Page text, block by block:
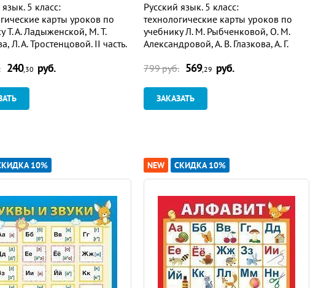
части речи) 42
51
учебных ерваяполовинаапреля) 54
с предлогами 59
глаголов 63
-ишь,-ешьв глаголах 69
73
5 класс:
карты уроков по
Т. А. Ладыженской, М. Т.
Л. А. Тростенцовой. II часть.
240,30 руб.
Русский язык. 5 класс:
технологические карты уроков по
учебнику Л. М. Рыбченковой, О. М.
Александровой, А. В. Глазкова, А. Г.
799 руб. 569,29 руб.
ЗАКАЗАТЬ
10% NEW СКИДКА 10%